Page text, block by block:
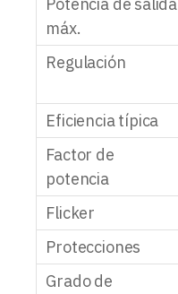
Potencia de salida
máx.
Regulación
Eficiencia típica
Factor de
potencia
Flicker
Protecciones
Grado de